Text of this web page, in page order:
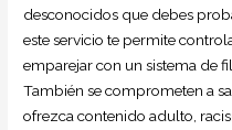
desconocidos que debes
este servicio te permite
emparejar con un sistema de
También se comprometen a
ofrezca contenido adulto,